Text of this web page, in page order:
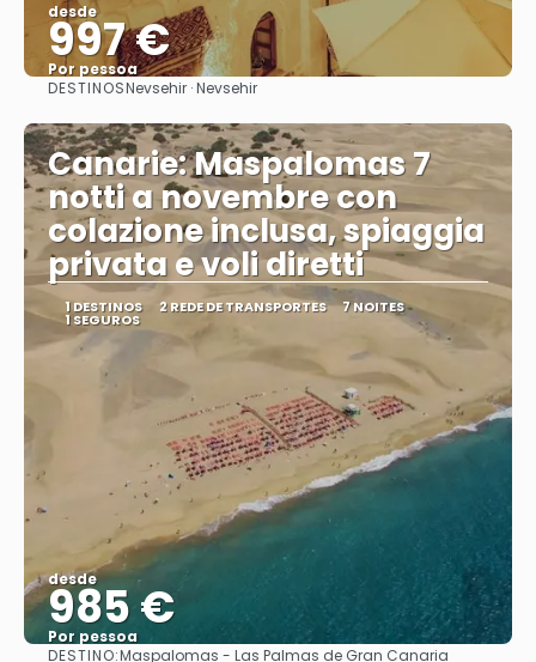
desde
997 €
Por pessoa
Vejo
DESTINOSNevsehir · Nevsehir
Canarie: Maspalomas 7
notti a novembre con
colazione inclusa, spiaggia
privata e voli diretti
1 DESTINOS 2 REDE DE TRANSPORTES 7 NOITES
1 SEGUROS
desde
985 €
Por pessoa
DESTINO:Maspalomas - Las Palmas de Gran Canaria